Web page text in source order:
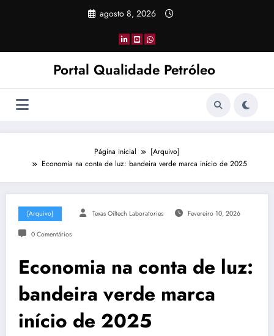
agosto 8, 2026
Portal Qualidade Petróleo
Página inicial
[Arquivo]
Economia na conta de luz: bandeira verde marca início de 2025
[Arquivo] Texas Oiltech Laboratories Fevereiro 10, 2026
0 Comentários
Economia na conta de luz:
bandeira verde marca
início de 2025